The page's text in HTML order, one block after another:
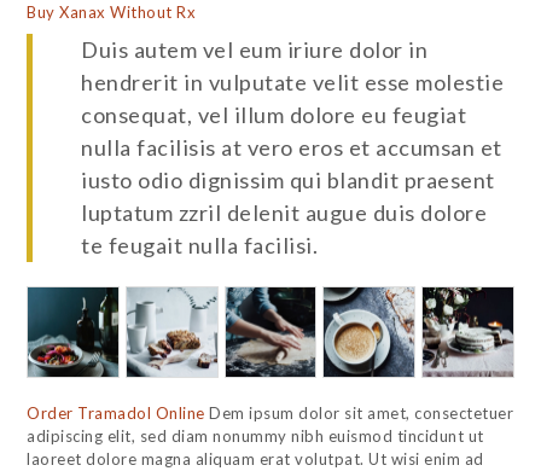
Buy Xanax Without Rx
Duis autem vel eum iriure dolor in
hendrerit in vulputate velit esse molestie
consequat, vel illum dolore eu feugiat
nulla facilisis at vero eros et accumsan et
iusto odio dignissim qui blandit praesent
luptatum zzril delenit augue duis dolore
te feugait nulla facilisi.
Order Tramadol Online Dem ipsum dolor sit amet, consectetuer
adipiscing elit, sed diam nonummy nibh euismod tincidunt ut
laoreet dolore magna aliquam erat volutpat. Ut wisi enim ad